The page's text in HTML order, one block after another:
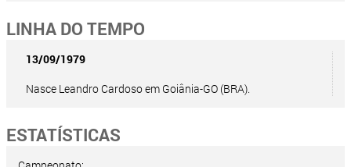
LINHA DO TEMPO
13/09/1979
Nasce Leandro Cardoso em Goiânia-GO (BRA).
ESTATÍSTICAS